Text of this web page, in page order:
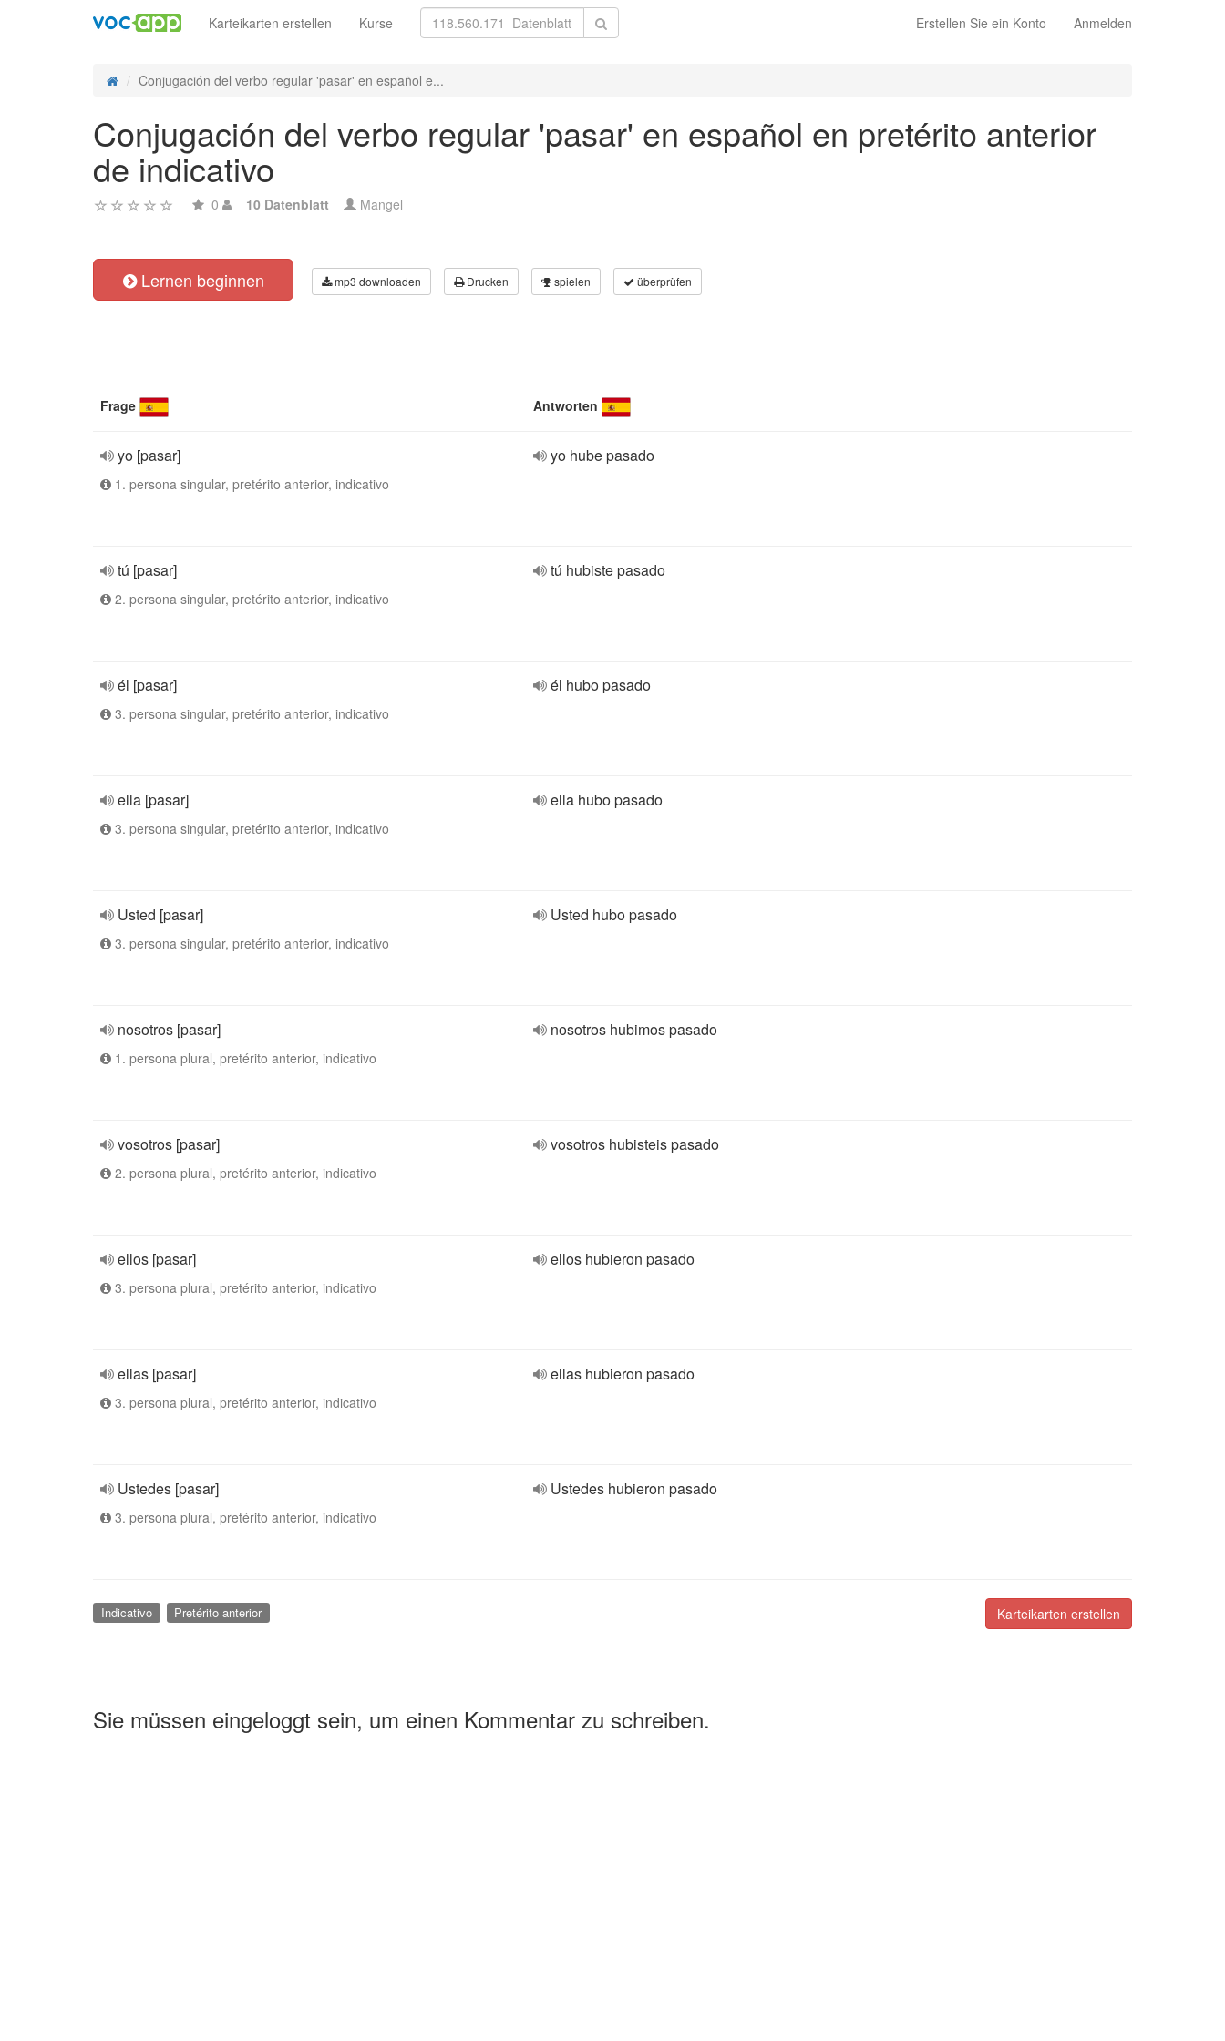
Erstellen Sie ein Konto Anmelden
Karteikarten erstellen Kurse
Conjugación del verbo regular 'pasar' en español e...
Conjugación del verbo regular 'pasar' en español en pretérito anterior
de indicativo
0 10 Datenblatt Mangel
Lernen beginnen mp3 downloaden Drucken spielen überprüfen
Frage Antworten
yo [pasar]
1. persona singular, pretérito anterior, indicativo
yo hube pasado
tú [pasar]
2. persona singular, pretérito anterior, indicativo
tú hubiste pasado
él [pasar]
3. persona singular, pretérito anterior, indicativo
él hubo pasado
ella [pasar]
3. persona singular, pretérito anterior, indicativo
ella hubo pasado
Usted [pasar]
3. persona singular, pretérito anterior, indicativo
Usted hubo pasado
nosotros [pasar]
1. persona plural, pretérito anterior, indicativo
nosotros hubimos pasado
vosotros [pasar]
2. persona plural, pretérito anterior, indicativo
vosotros hubisteis pasado
ellos [pasar]
3. persona plural, pretérito anterior, indicativo
ellos hubieron pasado
ellas [pasar]
3. persona plural, pretérito anterior, indicativo
ellas hubieron pasado
Ustedes [pasar]
3. persona plural, pretérito anterior, indicativo
Ustedes hubieron pasado
Karteikarten erstellen
Indicativo Pretérito anterior
Sie müssen eingeloggt sein, um einen Kommentar zu schreiben.